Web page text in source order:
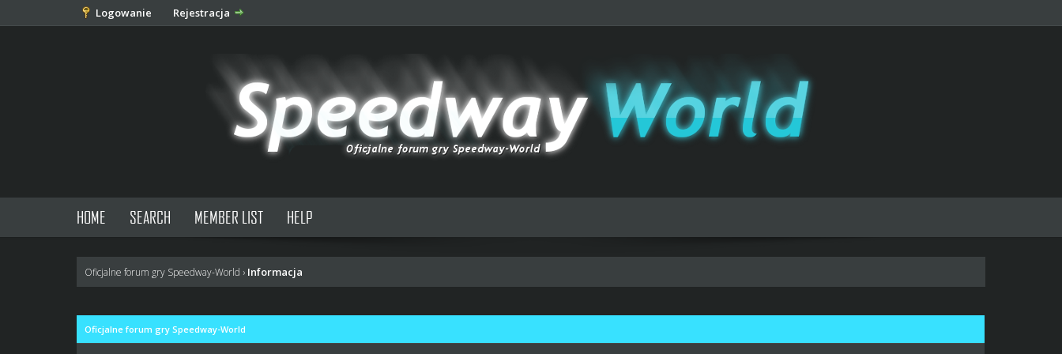
Logowanie Rejestracja
HOME SEARCH MEMBER LIST HELP
Oficjalne forum gry Speedway-World › Informacja
Oficjalne forum gry Speedway-World